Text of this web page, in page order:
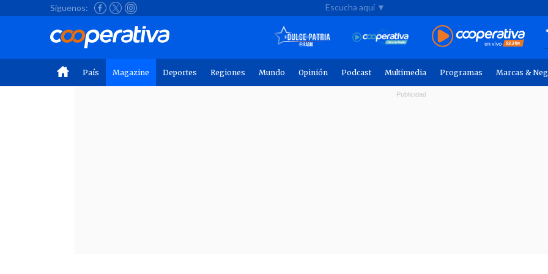
Síguenos: Escucha aquí ▼
País Magazine Deportes Regiones Mundo Opinión Podcast Multimedia Programas Marcas &